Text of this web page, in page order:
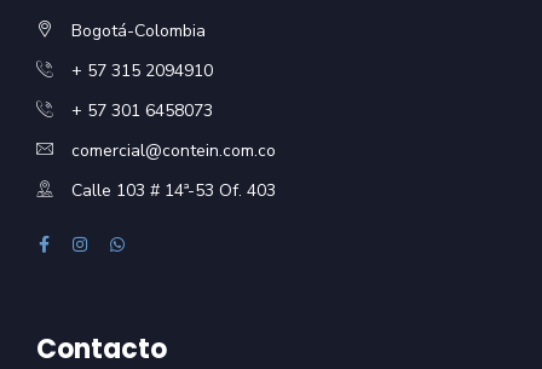
Bogotá-Colombia
+ 57 315 2094910
+ 57 301 6458073
comercial@contein.com.co
Calle 103 # 14ª-53 Of. 403
Contacto